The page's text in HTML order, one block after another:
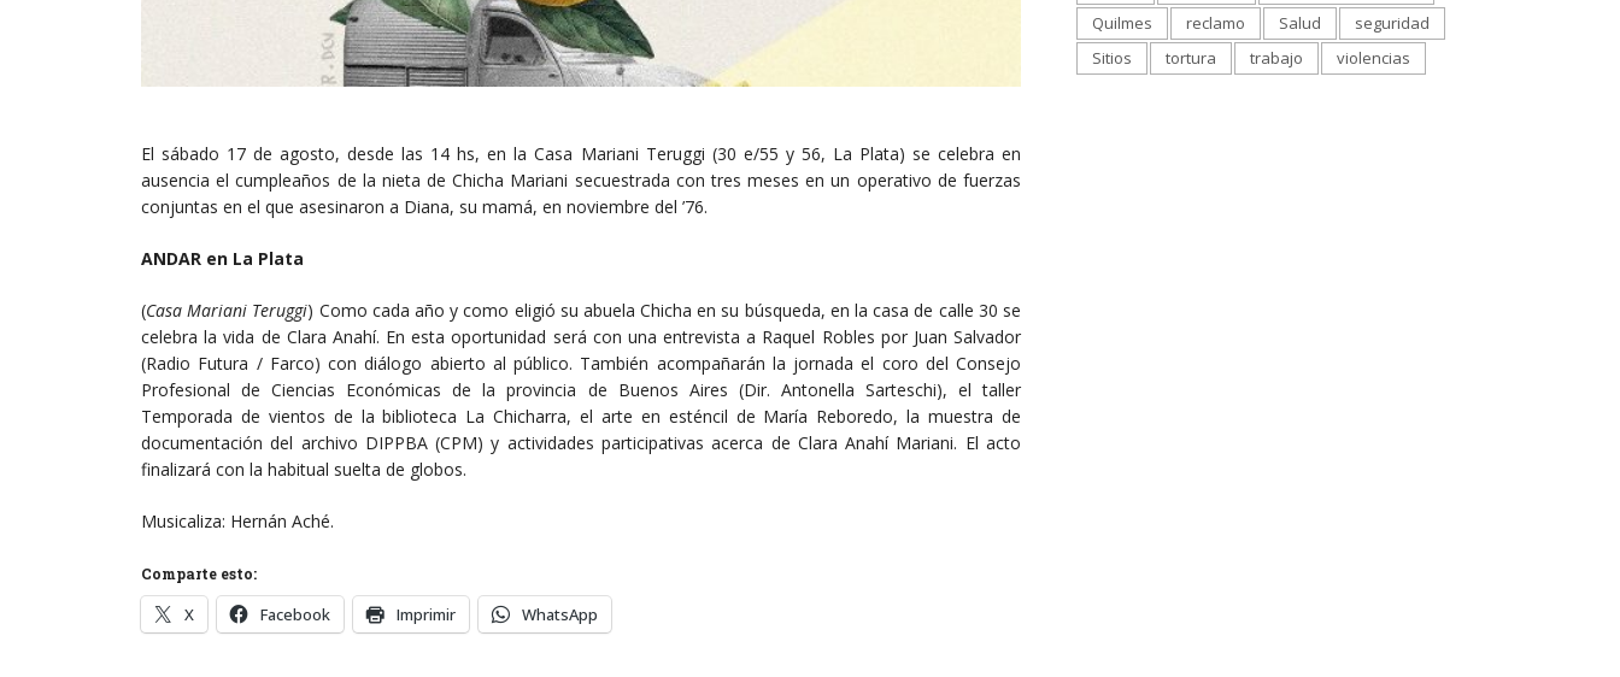
El sábado 17 de agosto, desde las 14 hs, en la Casa Mariani Teruggi (30 e/55 y 56, La Plata) se celebra en
ausencia el cumpleaños de la nieta de Chicha Mariani secuestrada con tres meses en un operativo de fuerzas
conjuntas en el que asesinaron a Diana, su mamá, en noviembre del ’76.
ANDAR en La Plata
(Casa Mariani Teruggi) Como cada año y como eligió su abuela Chicha en su búsqueda, en la casa de calle 30 se
celebra la vida de Clara Anahí. En esta oportunidad será con una entrevista a Raquel Robles por Juan Salvador
(Radio Futura / Farco) con diálogo abierto al público. También acompañarán la jornada el coro del Consejo
Profesional de Ciencias Económicas de la provincia de Buenos Aires (Dir. Antonella Sarteschi), el taller
Temporada de vientos de la biblioteca La Chicharra, el arte en esténcil de María Reboredo, la muestra de
documentación del archivo DIPPBA (CPM) y actividades participativas acerca de Clara Anahí Mariani. El acto
finalizará con la habitual suelta de globos.
Musicaliza: Hernán Aché.
Comparte esto:
X Facebook Imprimir WhatsApp
Quilmes
reclamo Salud
seguridad
Sitios
tortura trabajo violencias